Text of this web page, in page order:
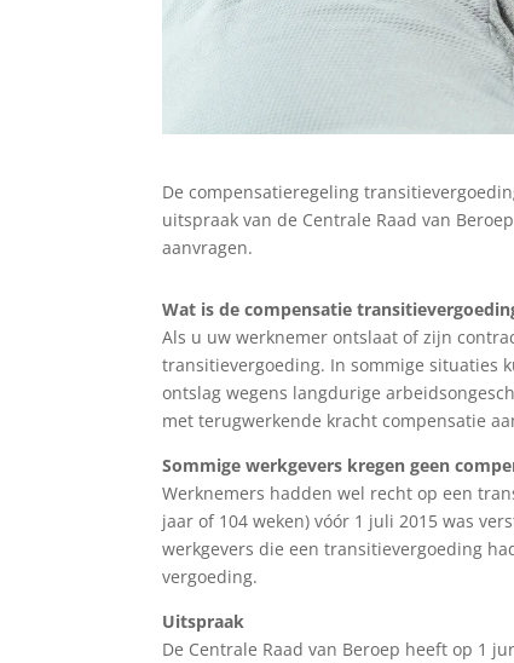
De compensatieregeling
uitspraak van de Centrale Raad van
aanvragen.
Wat is de compensatie
Als u uw werknemer ontslaat of zijn
transitievergoeding. In sommige situaties
ontslag wegens langdurige
met terugwerkende kracht compensatie
Sommige werkgevers kregen geen
Werknemers hadden wel recht op een
jaar of 104 weken) vóór 1 juli 2015 was
werkgevers die een transitievergoeding
vergoeding.
Uitspraak
De Centrale Raad van Beroep heeft op 1